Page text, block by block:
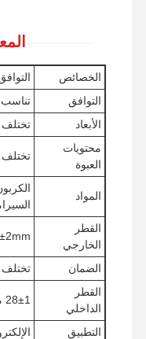
الصفحة
الرئيسية
الخصائص
التوافق
تناسب
الأبعاد
محتويات
العبوة
المواد
القطر
الخارجي
الضمان
القطر
الداخلي
28±1 ملم
التطبيق